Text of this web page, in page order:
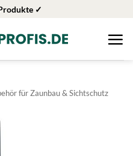
✓
für Zaunbau & Sichtschutz